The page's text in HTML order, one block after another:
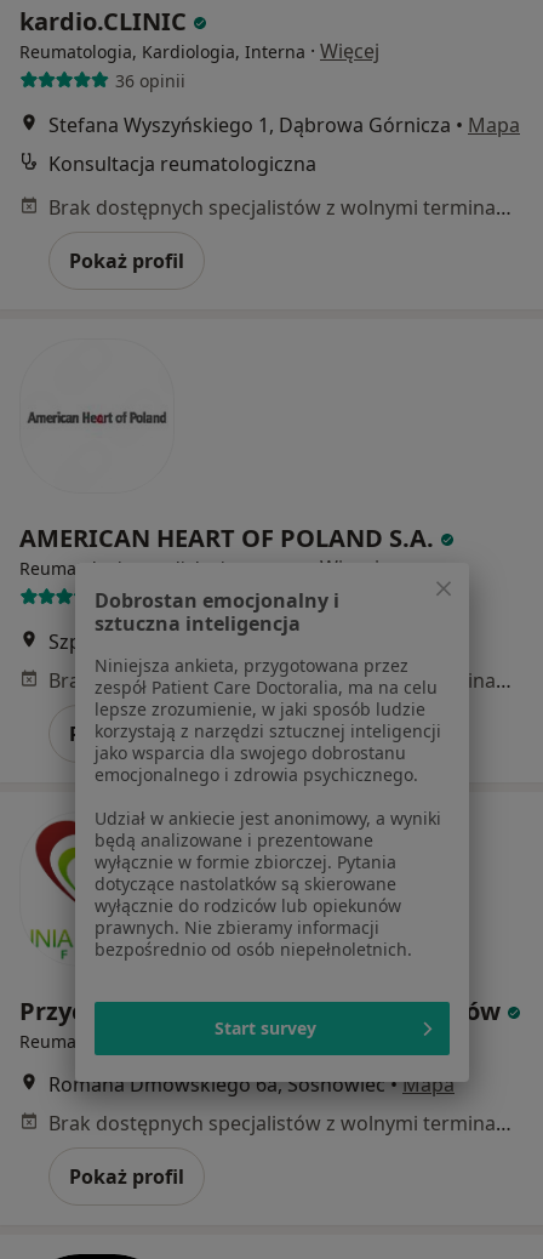
kardio.CLINIC
Reumatologia, Kardiologia, Interna · Więcej
36 opinii
Stefana Wyszyńskiego 1, Dąbrowa Górnicza • Mapa
Konsultacja reumatologiczna
Brak dostępnych specjalistów z wolnymi terminami w tym centrum medycznym.
Pokaż profil
AMERICAN HEART OF POLAND S.A.
Reumatologia, Kardiologia, Interna Więcej
92 opinie
Szpitalna 13, Dąbrowa Górnicza
Brak dostępnych specjalistów z wolnymi terminami w tym centrum medycznym.
Pokaż profil
Przychodnia Bracka Porąbka-Klimontów
Reumatologia, Medycyna rodzinna, Pediatria
Więcej
Romana Dmowskiego 6a, Sosnowiec•Mapa
Brak dostępnych specjalistów z wolnymi terminami w tym centrum medycznym.
Pokaż profil
Dobrostan emocjonalny i
sztuczna inteligencja
Niniejsza ankieta, przygotowana przez
zespół Patient Care Doctoralia, ma na celu
lepsze zrozumienie, w jaki sposób ludzie
korzystają z narzędzi sztucznej inteligencji
jako wsparcia dla swojego dobrostanu
emocjonalnego i zdrowia psychicznego.
Udział w ankiecie jest anonimowy, a wyniki
będą analizowane i prezentowane
wyłącznie w formie zbiorczej. Pytania
dotyczące nastolatków są skierowane
wyłącznie do rodziców lub opiekunów
prawnych. Nie zbieramy informacji
bezpośrednio od osób niepełnoletnich.
Start survey